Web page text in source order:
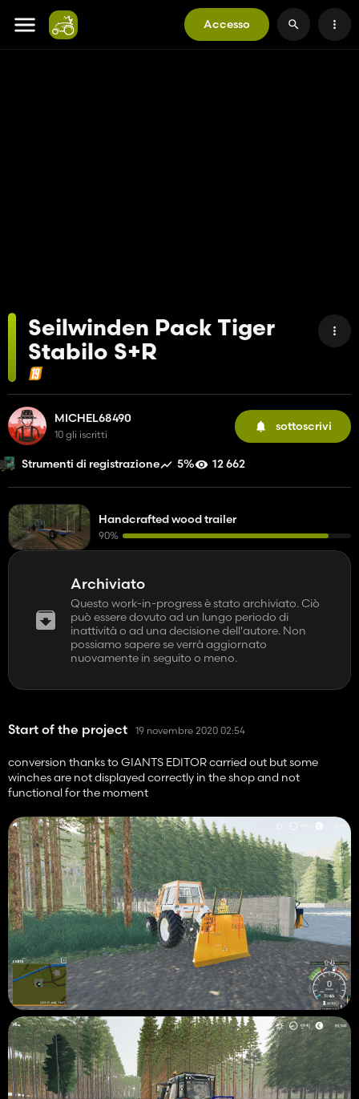
Accesso
Seilwinden Pack Tiger
Stabilo S+R
MICHEL68490
10 gli iscritti
sottoscrivi
Strumenti di registrazione 5% 12 662
Archiviato
Questo work-in-progress è stato archiviato. Ciò
può essere dovuto ad un lungo periodo di
inattività o ad una decisione dell'autore. Non
possiamo sapere se verrà aggiornato
nuovamente in seguito o meno.
Start of the project 19 novembre 2020 02:54
conversion thanks to GIANTS EDITOR carried out but some
winches are not displayed correctly in the shop and not
functional for the moment
Handcrafted wood trailer
90%